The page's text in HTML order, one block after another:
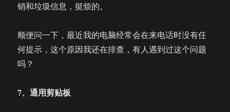
销和垃圾信息，挺烦的。
顺便问一下，最近我的电脑经常会在来电话时没有任
何提示，这个原因我还在排查，有人遇到过这个问题
吗？
7、通用剪贴板